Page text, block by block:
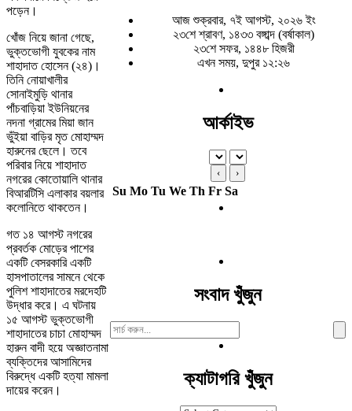
পড়েন।
খোঁজ নিয়ে জানা গেছে,
ভুক্তভোগী যুবকের নাম
শাহাদাত হোসেন (২৪)।
তিনি নোয়াখালীর
সোনাইমুড়ি থানার
পাঁচবাড়িয়া ইউনিয়নের
নদনা গ্রামের মিয়া জান
ভুঁইয়া বাড়ির মৃত মোহাম্মদ
হারুনের ছেলে। তবে
পরিবার নিয়ে শাহাদাত
নগরের কোতোয়ালি থানার
বিআরটিসি এলাকার বয়লার
কলোনিতে থাকতেন।
গত ১৪ আগস্ট নগরের
প্রবর্তক মোড়ের পাশের
একটি বেসরকারি একটি
হাসপাতালের সামনে থেকে
পুলিশ শাহাদাতের মরদেহটি
উদ্ধার করে। এ ঘটনায়
১৫ আগস্ট ভুক্তভোগী
শাহাদাতের চাচা মোহাম্মদ
হারুন বাদী হয়ে অজ্ঞাতনামা
ব্যক্তিদের আসামিদের
বিরুদ্ধে একটি হত্যা মামলা
দায়ের করেন।
আজ শুক্রবার, ৭ই আগস্ট, ২০২৬ ইং
২৩শে শ্রাবণ, ১৪৩৩ বঙ্গাব্দ (বর্ষাকাল)
২৩শে সফর, ১৪৪৮ হিজরী
এখন সময়, দুপুর ১২:২৬
আর্কাইভ
‹ ›
Su Mo Tu We Th Fr Sa
সংবাদ খুঁজুন
Search
For:
ক্যাটাগরি খুঁজুন